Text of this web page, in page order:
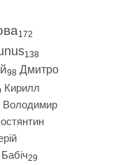
172
138
98 Дмитро
Кирилл
Володимир
Бабіч29